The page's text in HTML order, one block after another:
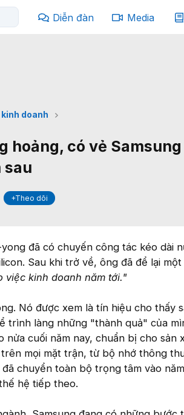
Diễn đàn Media
kinh doanh
hoảng, có vẻ
sau
+Theo dõi
đã có chuyến công tác kéo dài
Sau khi trở về, ông đã để lại
việc kinh doanh năm tới."
Nó được xem là tín hiệu cho thấy
trình làng những "thành quả" của
nửa cuối năm nay, chuẩn bị cho sản
mọi mặt trận, từ bộ nhớ thông
chuyển toàn bộ trọng tâm vào
hệ tiếp theo.